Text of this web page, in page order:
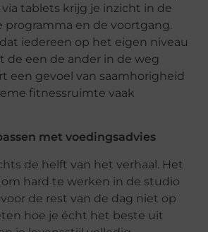
tablets krijg je inzicht in de
programma en de voortgang.
iedereen op het eigen niveau
de een de ander in de weg
een gevoel van saamhorigheid
fitnessruimte vaak
met voedingsadvies
de helft van het verhaal. Het
hard te werken in de studio
de rest van de dag niet op
hoe je écht het beste uit